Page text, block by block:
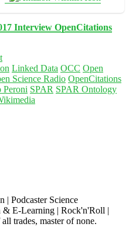
Interview OpenCitations
Linked Data OCC Open
Science Radio OpenCitations
Peroni SPAR SPAR Ontology
| Podcaster Science
E-Learning | Rock'n'Roll |
trades, master of none.